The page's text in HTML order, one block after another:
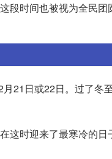
段时间也被视为全民
21日或22日。过了冬
这时迎来了最寒冷的